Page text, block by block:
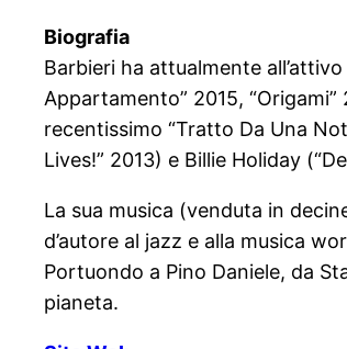
Biografia
Barbieri ha attualmente
Appartamento” 2015,
recentissimo “Tratto Da Una
Lives!” 2013) e Billie Holiday
La sua musica (venduta in
d’autore al jazz e alla musica
Portuondo a Pino Daniele, da
pianeta.